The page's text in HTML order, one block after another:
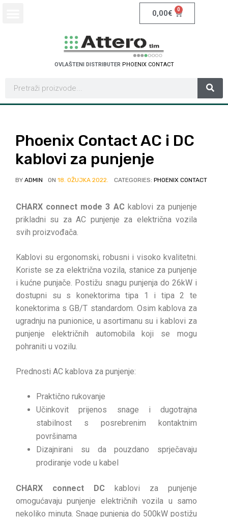
0,00€ 0
OVLAŠTENI DISTRIBUTER PHOENIX CONTACT
Phoenix Contact AC i DC
kablovi za punjenje
BY ADMIN ON 18. OŽUJKA 2022. CATEGORIES: PHOENIX CONTACT
CHARX connect mode 3 AC kablovi za punjenje
prikladni su za AC punjenje za električna vozila
svih proizvođača.
Kablovi su ergonomski, robusni i visoko kvalitetni.
Koriste se za električna vozila, stanice za punjenje
i kućne punjače. Postižu snagu punjenja do 26kW i
dostupni su s konektorima tipa 1 i tipa 2 te
konektorima s GB/T standardom. Osim kablova za
ugradnju na punionice, u asortimanu su i kablovi za
punjenje električnih automobila koji se mogu
pohraniti u vozilu.
Prednosti AC kablova za punjenje:
Praktično rukovanje
Učinkovit prijenos snage i dugotrajna
stabilnost s posrebrenim kontaktnim
površinama
Dizajnirani su da pouzdano sprječavaju
prodiranje vode u kabel
CHARX connect DC kablovi za punjenje
omogućavaju punjenje električnih vozila u samo
nekoliko minuta. Snage punjenja do 500kW postižu